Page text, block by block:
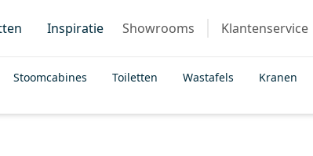
Inspiratie Showrooms Klantenservice
Stoomcabines Toiletten Wastafels Kranen